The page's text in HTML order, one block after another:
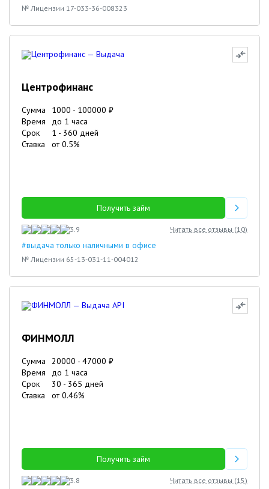
№ Лицензии 17-033-36-008323
Центрофинанс
Сумма 1000 - 100000 ₽
Время
до 1 часа
Срок
1 - 360 дней
Ставка
от0.5%
Получить займ
3.9 Читать все отзывы (10)
#выдача только наличными в офисе
№ Лицензии 65-13-031-11-004012
ФИНМОЛЛ
Сумма 20000 - 47000 ₽
Время
до 1 часа
Срок
30 - 365 дней
Ставка
от0.46%
Получить займ
3.8 Читать все отзывы (15)